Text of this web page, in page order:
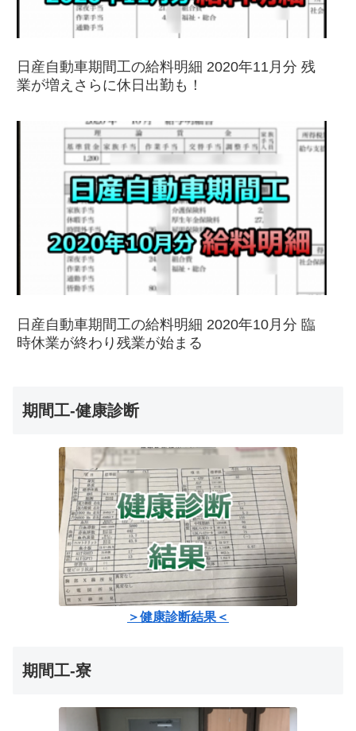
日産自動車期間工の給料明細 2020年11月分 残
業が増えさらに休日出勤も！
日産自動車期間工の給料明細 2020年10月分 臨
時休業が終わり残業が始まる
期間工-健康診断
＞健康診断結果＜
期間工-寮